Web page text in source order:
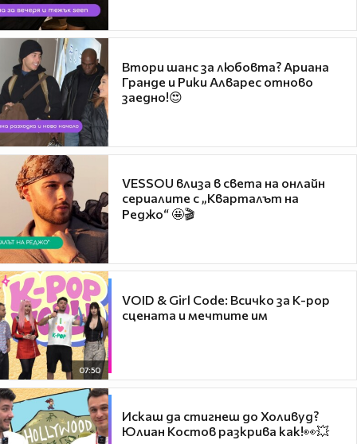
Втори шанс за любовта? Ариана
Гранде и Рики Алварес отново
заедно!😍
VESSOU влиза в света на онлайн
сериалите с „Кварталът на
Реджо“ 🤩🎬
07:50
VOID & Girl Code: Всичко за K-pop
сцената и мечтите им
Искаш да стигнеш до Холивуд?
Юлиан Костов разкрива как!👀💥